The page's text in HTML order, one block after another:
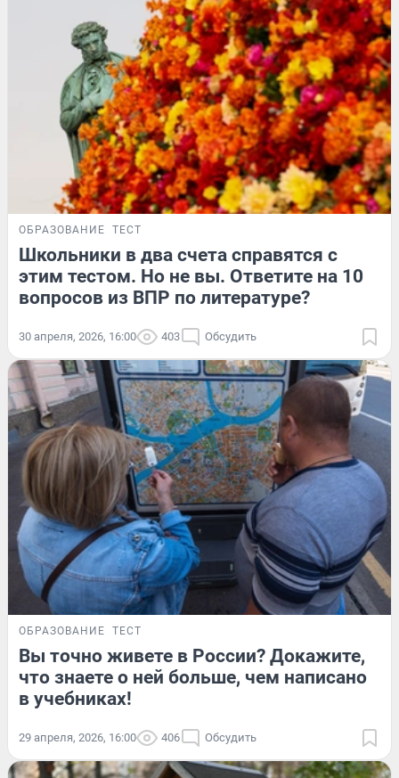
ОБРАЗОВАНИЕ ТЕСТ
Школьники в два счета справятся с
этим тестом. Но не вы. Ответите на 10
вопросов из ВПР по литературе?
30 апреля, 2026, 16:00 403 Обсудить
ОБРАЗОВАНИЕ ТЕСТ
Вы точно живете в России? Докажите,
что знаете о ней больше, чем написано
в учебниках!
29 апреля, 2026, 16:00 406 Обсудить